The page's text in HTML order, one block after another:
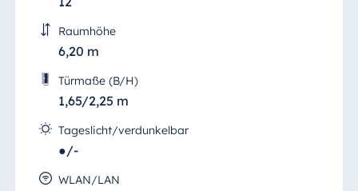
Raumhöhe
6,20 m
Türmaße (B/H)
1,65/2,25 m
Tageslicht/verdunkelbar
●/-
WLAN/LAN